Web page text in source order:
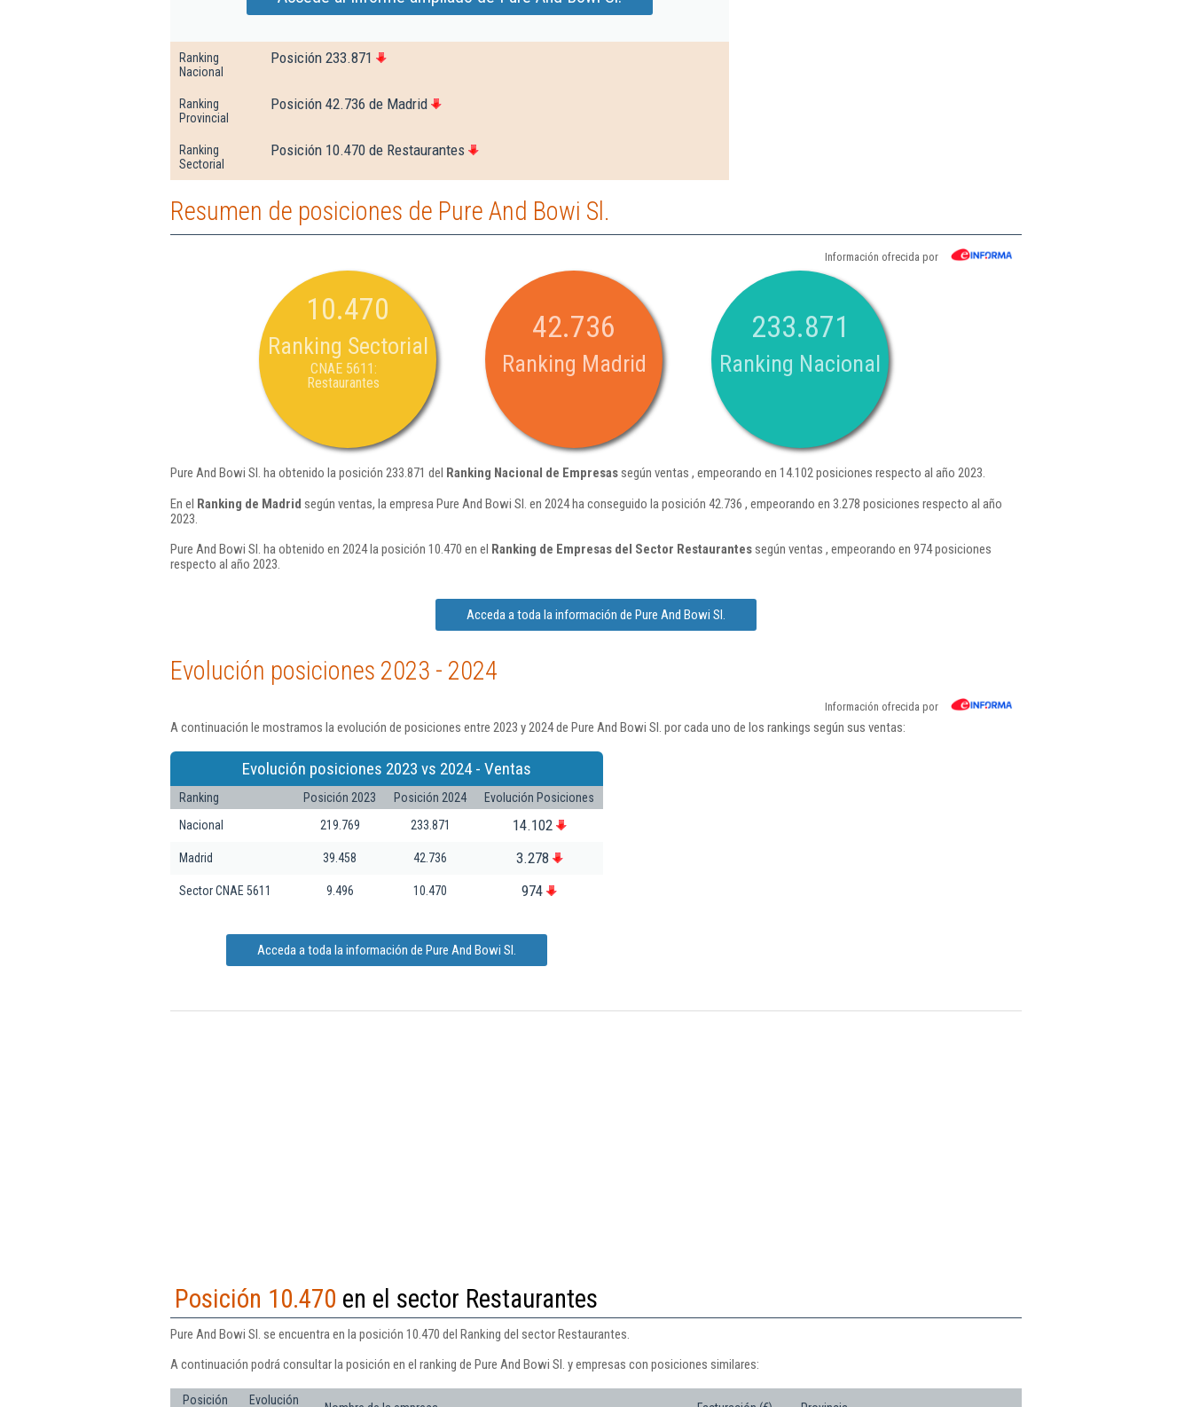
Ranking
Nacional
Posición 233.871
Ranking
Provincial
Posición 42.736 de Madrid
Ranking
Sectorial
Posición 10.470 de Restaurantes
Resumen de posiciones de Pure And Bowi Sl.
Información ofrecida por
10.470
Ranking Sectorial
CNAE 5611:
Restaurantes
42.736
Ranking Madrid
233.871
Ranking Nacional
Pure And Bowi Sl. ha obtenido la posición 233.871 del Ranking Nacional de Empresassegún ventas , empeorando en 14.102 posiciones respecto al año 2023.
En el Ranking de Madrid según ventas, la empresa Pure And Bowi Sl. en 2024 ha conseguido la posición 42.736 , empeorando en 3.278 posiciones respecto al año
2023.
Pure And Bowi Sl. ha obtenido en 2024 la posición 10.470 en el Ranking de Empresas del Sector Restaurantessegún ventas , empeorando en 974 posiciones
respecto al año 2023.
Acceda a toda la información de Pure And Bowi Sl.
Evolución posiciones 2023 - 2024
Información ofrecida por
A continuación le mostramos la evolución de posiciones entre 2023 y 2024 de Pure And Bowi Sl. por cada uno de los rankings según sus ventas:
Evolución posiciones 2023 vs 2024 - Ventas
Ranking Posición 2023 Posición 2024
Evolución Posiciones
Nacional
219.769 233.871 14.102
Madrid 39.458 42.736 3.278
Sector CNAE 5611 9.496 10.470 974
Acceda a toda la información de Pure And Bowi Sl.
Posición 10.470 en el sector Restaurantes
Pure And Bowi Sl. se encuentra en la posición 10.470 del Ranking del sector Restaurantes.
A continuación podrá consultar la posición en el ranking de Pure And Bowi Sl. y empresas con posiciones similares:
Posición Evolución